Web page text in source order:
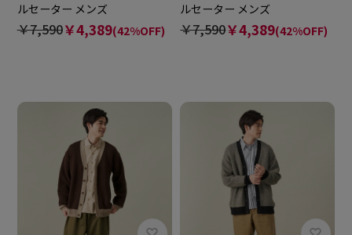
ルセーター メンズ
￥7,590￥4,389(42%OFF)
ルセーター メンズ
￥7,590￥4,389(42%OFF)